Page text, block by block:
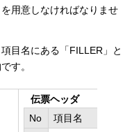
用意しなければなりませ
目名にある「FILLER」と
す。
伝票ヘッダ
No
項目名